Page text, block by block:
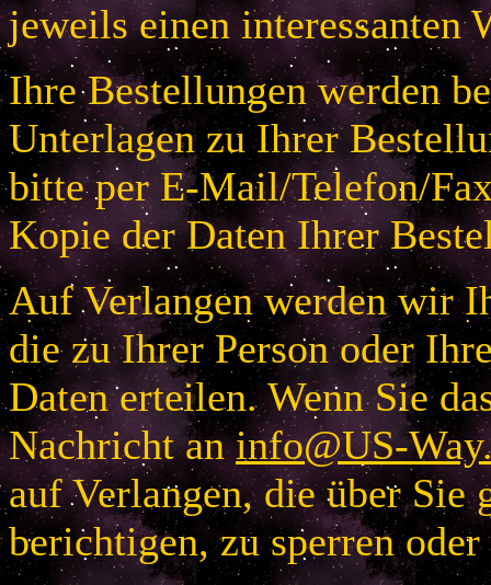
jeweils einen interessanten
Ihre Bestellungen werden
Unterlagen zu Ihrer
bitte per E-Mail/Telefon/
Kopie der Daten Ihrer
Auf Verlangen werden wir
die zu Ihrer Person oder
Daten erteilen. Wenn Sie
Nachricht aninfo@US-
auf Verlangen, die über Sie
berichtigen, zu sperren